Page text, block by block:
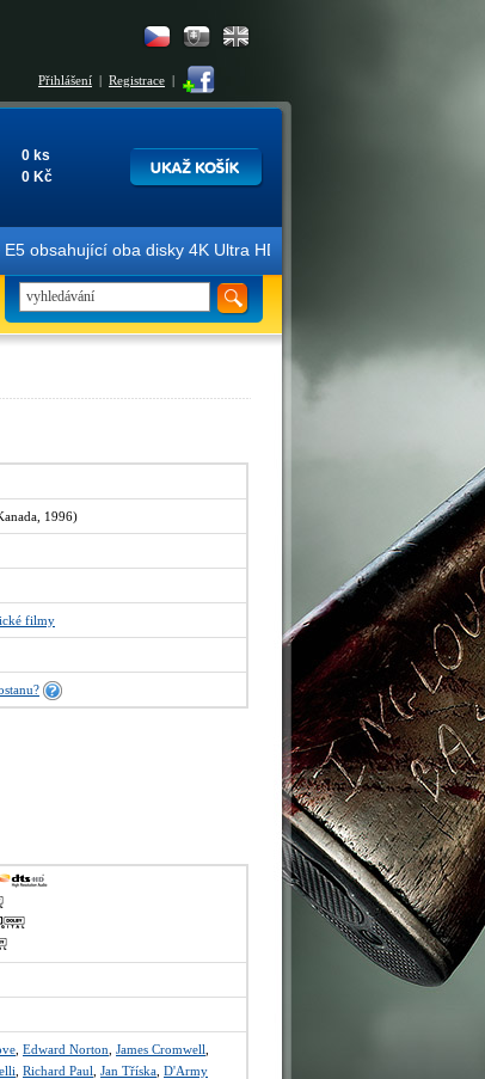
Přihlášení | Registrace |
0 ks
0 Kč
obsahující oba disky 4K Ultra HD + Blu-ray 3D/2D.
1996)
filmy
Edward Norton James Cromwell
Richard Paul Jan Tříska D'Army